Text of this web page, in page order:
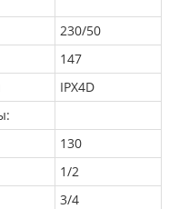
230/50
147
IPX4D
130
1/2
3/4